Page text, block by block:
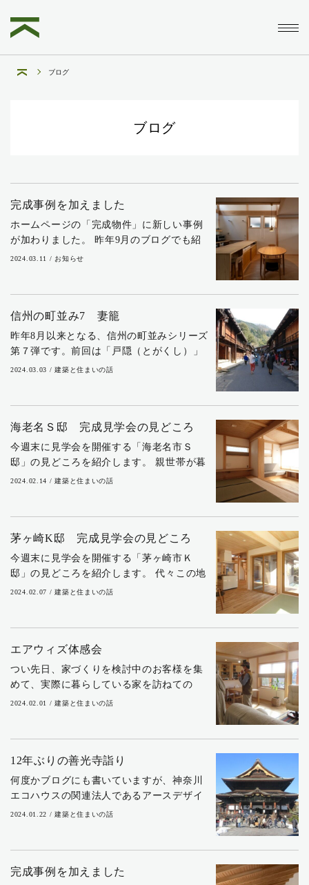
ブログ
ブログ
完成事例を加えました
ホームページの「完成物件」に新しい事例
が加わりました。 昨年9月のブログでも紹
介しましたが、家の目の前にバス停がある
2024.03.11 / お知らせ
信州の町並み7 妻籠
昨年8月以来となる、信州の町並みシリーズ
第７弾です。前回は「戸隠（とがくし）」
を紹介しましたが、今回紹介するのは、中
2024.03.03 / 建築と住まいの話
海老名Ｓ邸 完成見学会の見どころ
今週末に見学会を開催する「海老名市Ｓ
邸」の見どころを紹介します。 親世帯が暮
らす実家の敷地内に子世帯が家を新築する
2024.02.14 / 建築と住まいの話
茅ヶ崎K邸 完成見学会の見どころ
今週末に見学会を開催する「茅ヶ崎市Ｋ
邸」の見どころを紹介します。 代々この地
で暮らすご夫婦は、2間続きの和室がある、
2024.02.07 / 建築と住まいの話
エアウィズ体感会
つい先日、家づくりを検討中のお客様を集
めて、実際に暮らしている家を訪ねての
「エアウィズ体感会」を行いました。 完成
2024.02.01 / 建築と住まいの話
12年ぶりの善光寺詣り
何度かブログにも書いていますが、神奈川
エコハウスの関連法人であるアースデザイ
ンオフィスという一級建築士事務所があり
2024.01.22 / 建築と住まいの話
完成事例を加えました